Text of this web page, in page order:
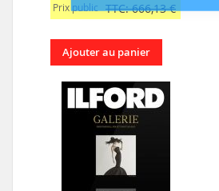
Prix public TTC: 666,13 €
Ajouter au panier